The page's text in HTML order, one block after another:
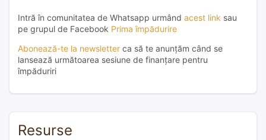
Intră în comunitatea de Whatsapp urmând acest link sau
pe grupul de Facebook Prima împădurire
Abonează-te la newsletter ca să te anunțăm când se
lansează următoarea sesiune de finanțare pentru
împăduriri
Resurse